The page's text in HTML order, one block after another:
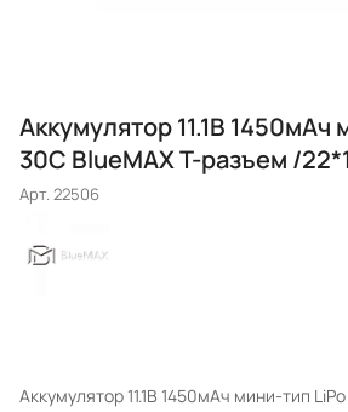
Аккумулятор 11.1В 1450мАч
30С BlueMAX Т-разъем /
Арт.22506
Аккумулятор 11.1В 1450мАч мини-тип